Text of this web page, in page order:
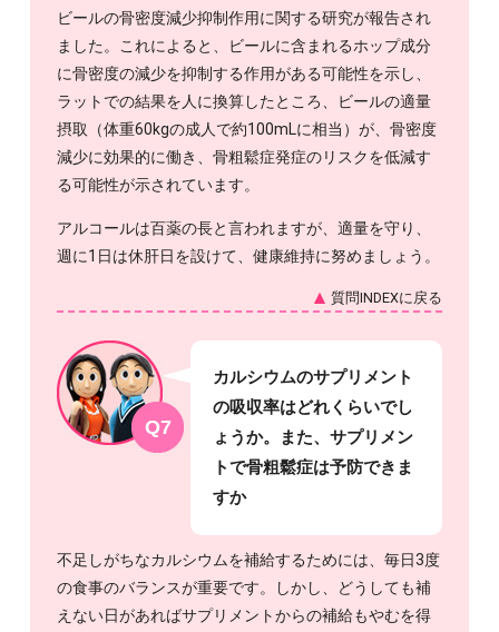
ビールの骨密度減少抑制作用に関する研究が報告され
ました。これによると、ビールに含まれるホップ成分
に骨密度の減少を抑制する作用がある可能性を示し、
ラットでの結果を人に換算したところ、ビールの適量
摂取（体重60kgの成人で約100mLに相当）が、骨密度
減少に効果的に働き、骨粗鬆症発症のリスクを低減す
る可能性が示されています。
アルコールは百薬の長と言われますが、適量を守り、
週に1日は休肝日を設けて、健康維持に努めましょう。
質問INDEXに戻る
Q7
カルシウムのサプリメント
の吸収率はどれくらいでし
ょうか。また、サプリメン
トで骨粗鬆症は予防できま
すか
不足しがちなカルシウムを補給するためには、毎日3度
の食事のバランスが重要です。しかし、どうしても補
えない日があればサプリメントからの補給もやむを得